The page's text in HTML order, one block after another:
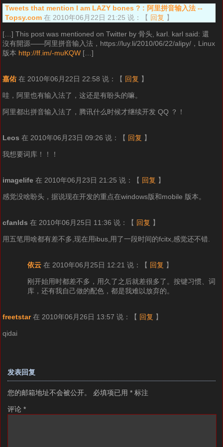
Tweets that mention I am LAZY bones ? : 阿里拼音输入法 --
Topsy.com 在 2010年06月22日 21:25 说： 【 回复 】
[…] This post was mentioned on Twitter by 骨头, karl. karl said: 還
沒有開源——阿里拼音输入法，https://luy.li/2010/06/22/alipy/，Linux
版本 http://ff.im/-muKQW[…]
嘉佑 在 2010年06月22日 22:58 说： 【 回复 】
哇，阿里也有输入法了，这还是有盼头的嘛。
阿里都出拼音输入法了，腾讯什么时候才继续开发 QQ ？！
Leos 在 2010年06月23日 09:26 说： 【 回复 】
我想要词库！！！
imagelife 在 2010年06月23日 21:25 说： 【 回复 】
感觉没啥盼头，据说现在开发的重点在windows版和mobile 版本。
cfanlds 在 2010年06月25日 11:36 说： 【 回复 】
用五笔用啥都有差不多,现在用ibus,用了一段时间的fcitx,感觉还不错.
依云 在 2010年06月25日 12:21 说： 【 回复 】
刚开始用时都差不多，用久了之后就差很多了。按键习惯、词
库，还有我自己做的配色，都是我难以放弃的。
freetstar 在 2010年06月26日 13:57 说： 【 回复 】
qidai
发表回复
您的邮箱地址不会被公开。 必填项已用 * 标注
评论 *